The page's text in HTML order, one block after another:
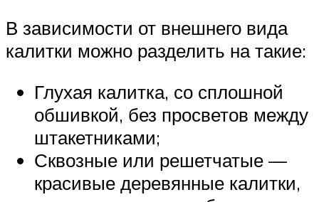
В зависимости от внешнего вида
калитки можно разделить на такие:
Глухая калитка, со сплошной
обшивкой, без просветов между
штакетниками;
Сквозные или решетчатые —
красивые деревянные калитки,